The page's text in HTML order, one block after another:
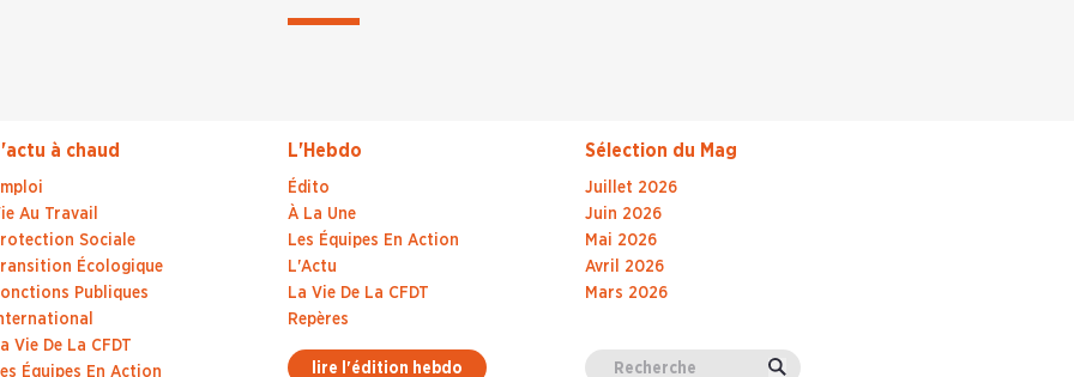
à chaud
Au Travail
Sociale
Écologique
Publiques
Vie De La CFDT
Équipes En Action
L'Hebdo
Édito
À La Une
Les Équipes En Action
L'Actu
La Vie De La CFDT
Repères
lire l'édition hebdo
Sélection du Mag
Juillet 2026
Juin 2026
Mai 2026
Avril 2026
Mars 2026
Valider